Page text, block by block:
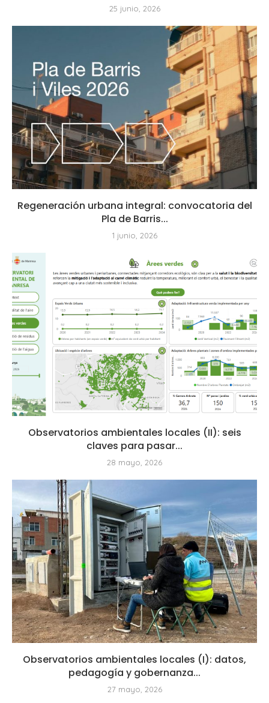
25 junio, 2026
Regeneración urbana integral: convocatoria del
Pla de Barris...
1 junio, 2026
Observatorios ambientales locales (II): seis
claves para pasar...
28 mayo, 2026
Observatorios ambientales locales (I): datos,
pedagogía y gobernanza...
27 mayo, 2026